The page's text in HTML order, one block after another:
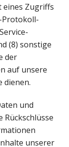
eines Zugriffs
Protokoll-
(8) sonstige
der
auf unsere
dienen.
und
unserer